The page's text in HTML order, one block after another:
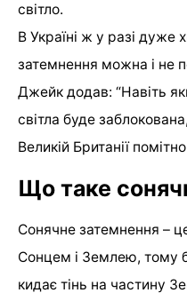
світло.
В Україні ж у разі дуже
затемнення можна і не
Джейк додав: “Навіть
світла буде
Великій Британії
Що таке
Сонячне затемнення –
Сонцем і Землею, тому
кидає тінь на частину